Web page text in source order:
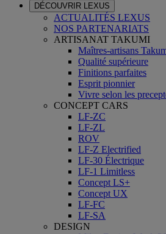
DÉCOUVRIR LEXUS
ACTUALITÉS LEXUS
NOS PARTENARIATS
ARTISANAT TAKUMI
Maîtres-artisans
Qualité supérieure
Finitions parfaites
Esprit pionnier
Vivre selon les
CONCEPT CARS
LF-ZC
LF-ZL
ROV
LF-Z Electrified
LF-30 Électrique
LF-1 Limitless
Concept LS+
Concept UX
LF-FC
LF-SA
DESIGN